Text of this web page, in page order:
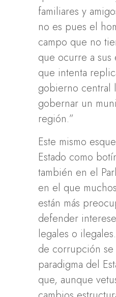
familiares y
no es pues el
campo que no
que ocurre a sus
que intenta
gobierno central
gobernar un
región.”
Este mismo
Estado como
también en el
en el que
están más
defender
legales o
de corrupción se
paradigma del
que, aunque